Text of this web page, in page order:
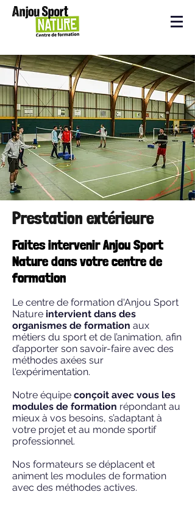
Prestation extérieure
Faites intervenir Anjou Sport
Nature dans votre centre de
formation
Le centre de formation d'Anjou Sport
Nature intervient dans des
organismes de formation aux
métiers du sport et de l’animation, afin
d’apporter son savoir-faire avec des
méthodes axées sur
l'expérimentation.
Notre équipe conçoit avec vous les
modules de formation répondant au
mieux à vos besoins, s’adaptant à
votre projet et au monde sportif
professionnel.
Nos formateurs se déplacent et
animent les modules de formation
avec des méthodes actives.